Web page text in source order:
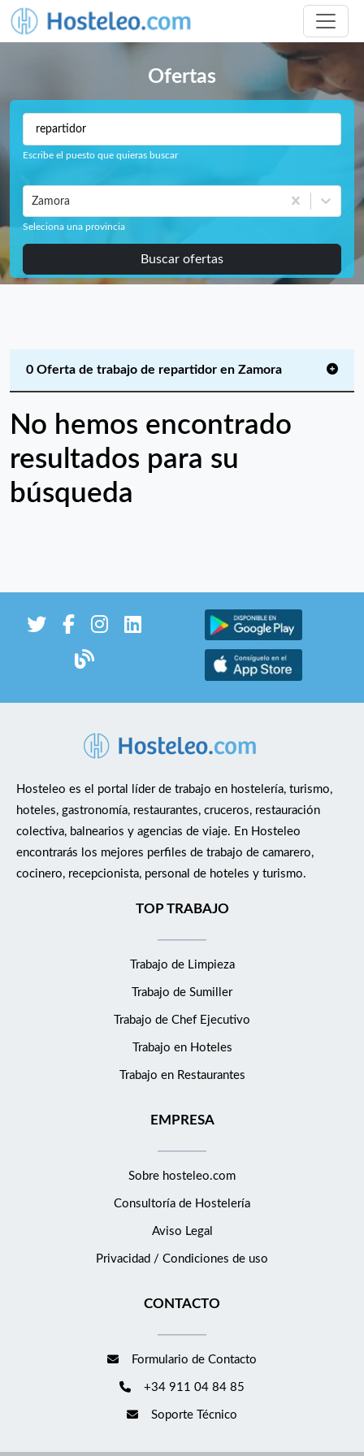
Ofertas
Escribe el puesto que quieras buscar
Zamora
Seleciona una provincia
Buscar ofertas
0 Oferta de trabajo de repartidor en Zamora
No hemos encontrado
resultados para su
búsqueda
Hosteleo es el portal líder de trabajo en hostelería, turismo,
hoteles, gastronomía, restaurantes, cruceros, restauración
colectiva, balnearios y agencias de viaje. En Hosteleo
encontrarás los mejores perfiles de trabajo de camarero,
cocinero, recepcionista, personal de hoteles y turismo.
TOP TRABAJO
Trabajo de Limpieza
Trabajo de Sumiller
Trabajo de Chef Ejecutivo
Trabajo en Hoteles
Trabajo en Restaurantes
EMPRESA
Sobre hosteleo.com
Consultoría de Hostelería
Aviso Legal
Privacidad / Condiciones de uso
CONTACTO
Formulario de Contacto
+34 911 04 84 85
Soporte Técnico